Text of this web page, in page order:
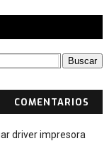
COMENTARIOS
driver impresora